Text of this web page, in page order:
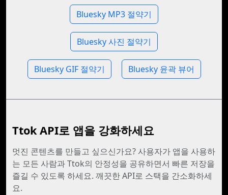
Bluesky MP3 절약기
Bluesky 사진 절약기
Bluesky GIF 절약기 Bluesky 윤곽 뷰어
Ttok API로 앱을 강화하세요
멋진 콘텐츠를 만들고 싶으신가요? 사용자가 앱을 사용하
는 모든 사람과 Ttok의 안정성을 공유하면서 빠른 저장을
즐길 수 있도록 하세요. 깨끗한 API로 스택을 간소화하세
요.